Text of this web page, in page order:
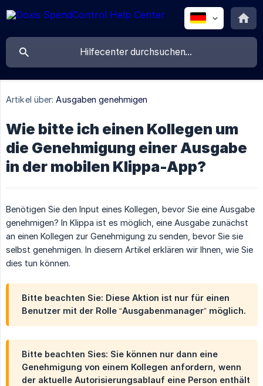
Artikel über: Ausgaben genehmigen
Wie bitte ich einen Kollegen um
die Genehmigung einer Ausgabe
in der mobilen Klippa-App?
Benötigen Sie den Input eines Kollegen, bevor Sie eine Ausgabe
genehmigen? In Klippa ist es möglich, eine Ausgabe zunächst
an einen Kollegen zur Genehmigung zu senden, bevor Sie sie
selbst genehmigen. In diesem Artikel erklären wir Ihnen, wie Sie
dies tun können.
Bitte beachten Sie: Diese Aktion ist nur für einen
Benutzer mit der Rolle “Ausgabenmanager” möglich.
Bitte beachten Sies: Sie können nur dann eine
Genehmigung von einem Kollegen anfordern, wenn
der aktuelle Autorisierungsablauf eine Person enthält